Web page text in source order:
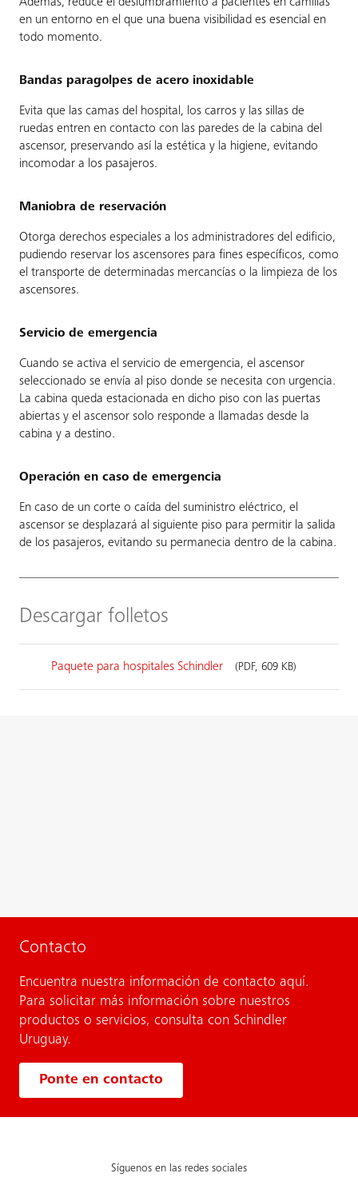
en un entorno en el que una buena visibilidad es esencial en
todo momento.
Bandas paragolpes de acero inoxidable
Evita que las camas del hospital, los carros y las sillas de
ruedas entren en contacto con las paredes de la cabina del
ascensor, preservando así la estética y la higiene, evitando
incomodar a los pasajeros.
Maniobra de reservación
Otorga derechos especiales a los administradores del edificio,
pudiendo reservar los ascensores para fines específicos, como
el transporte de determinadas mercancías o la limpieza de los
ascensores.
Servicio de emergencia
Cuando se activa el servicio de emergencia, el ascensor
seleccionado se envía al piso donde se necesita con urgencia.
La cabina queda estacionada en dicho piso con las puertas
abiertas y el ascensor solo responde a llamadas desde la
cabina y a destino.
Operación en caso de emergencia
En caso de un corte o caída del suministro eléctrico, el
ascensor se desplazará al siguiente piso para permitir la salida
de los pasajeros, evitando su permanecia dentro de la cabina.
Descargar folletos
Paquete para hospitales Schindler (PDF, 609 KB)
Contacto
Encuentra nuestra información de contacto aquí.
Para solicitar más información sobre nuestros
productos o servicios, consulta con Schindler
Uruguay.
Ponte en contacto
Síguenos en las redes sociales